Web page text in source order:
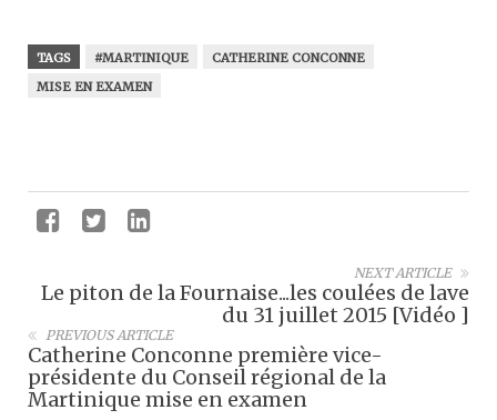
TAGS #MARTINIQUE
CATHERINE CONCONNE
MISE EN EXAMEN
NEXT ARTICLE
Le piton de la Fournaise...les coulées de lave
du 31 juillet 2015 [Vidéo ]
PREVIOUS ARTICLE
Catherine Conconne première vice-
présidente du Conseil régional de la
Martinique mise en examen